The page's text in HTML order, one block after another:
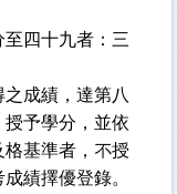
四十九者：三
成績，達第八
予學分，並依
基準者，不授
績擇優登錄。